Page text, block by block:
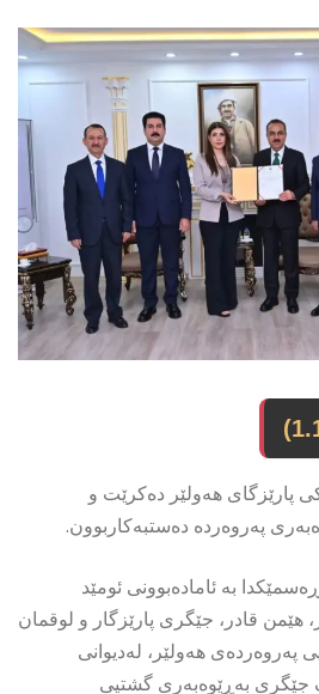
پارێزگای هەولێر دەکرێت و
پەروەردە دەستبەکاربوون.
بە ئامادەبوونی ئومێد
هێمن قادر، جێگری پارێزگار و لوقمان
پەروەردەی هەولێر، لەدیوانی
جێگری بەڕێوەبەری گشتیی